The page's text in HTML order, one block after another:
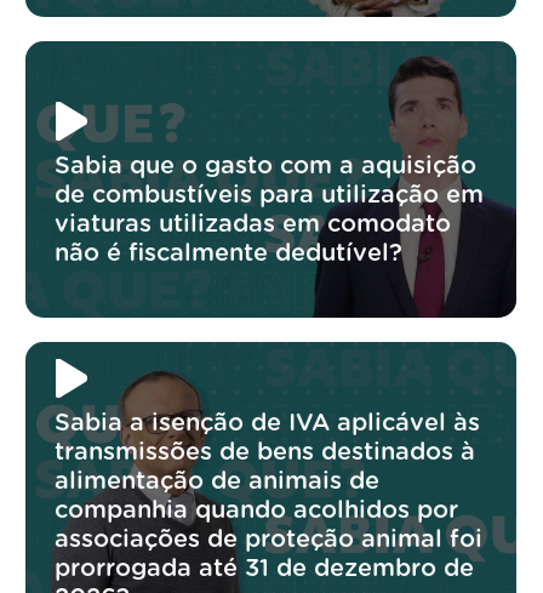
Sabia que o gasto com a aquisição
de combustíveis para utilização em
viaturas utilizadas em comodato
não é fiscalmente dedutível?
Sabia a isenção de IVA aplicável às
transmissões de bens destinados à
alimentação de animais de
companhia quando acolhidos por
associações de proteção animal foi
prorrogada até 31 de dezembro de